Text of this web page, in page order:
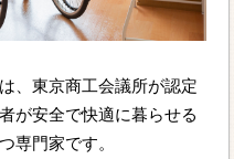
、東京商工会議所が認定
が安全で快適に暮らせる
専門家です。